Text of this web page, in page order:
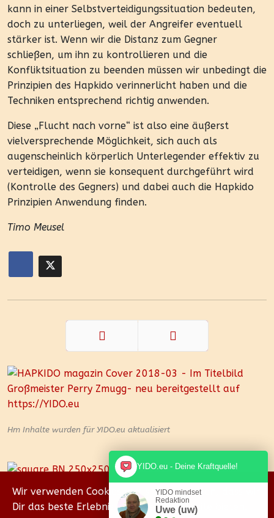
kann in einer Selbstverteidigungssituation bedeuten,
doch zu unterliegen, weil der Angreifer eventuell
stärker ist. Wenn wir die Distanz zum Gegner
schließen, um ihn zu kontrollieren und die
Konfliktsituation zu beenden müssen wir unbedingt die
Prinzipien des Hapkido verinnerlicht haben und die
Techniken entsprechend richtig anwenden.
Diese „Flucht nach vorne“ ist also eine äußerst
vielversprechende Möglichkeit, sich auch als
augenscheinlich körperlich Unterlegender effektiv zu
verteidigen, wenn sie konsequent durchgeführt wird
(Kontrolle des Gegners) und dabei auch die Hapkido
Prinzipien Anwendung finden.
Timo Meusel
Hm Inhalte wurden für YIDO.eu aktualisiert
Wir verwenden Cookies, um sicherzustellen, dass wir
Dir das beste Erlebnis auf unserer Website bieten.
YIDO.eu - Deine Kraftquelle!
YIDO mindset
Redaktion
Uwe (uw)